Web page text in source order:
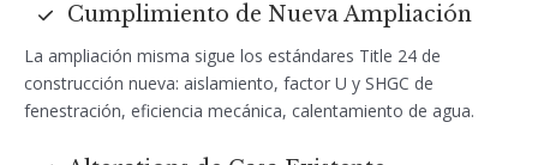
Cumplimiento de Nueva Ampliación
La ampliación misma sigue los estándares Title 24 de
construcción nueva: aislamiento, factor U y SHGC de
fenestración, eficiencia mecánica, calentamiento de agua.